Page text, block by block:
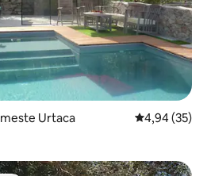
Urtaca Priemerné
4,94 (35)